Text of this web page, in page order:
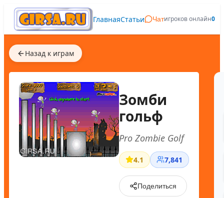
ГлавнаяСтатьи Чатигроков онлайн0
Назад к играм
Зомби
гольф
Pro Zombie Golf
4.1 7,841
Поделиться